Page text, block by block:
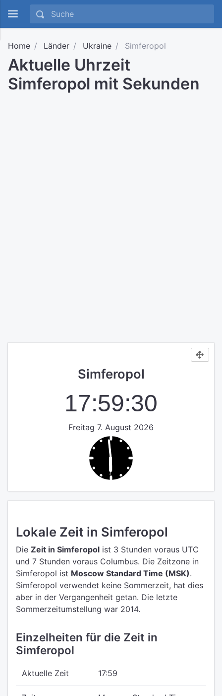
Home Länder Ukraine Simferopol
Aktuelle Uhrzeit
Simferopol mit Sekunden
Simferopol
17:59:30
Freitag 7. August 2026
Lokale Zeit in Simferopol
Die Zeit in Simferopol ist 3 Stunden voraus UTC
und 7 Stunden voraus Columbus. Die Zeitzone in
Simferopol ist Moscow Standard Time (MSK).
Simferopol verwendet keine Sommerzeit, hat dies
aber in der Vergangenheit getan. Die letzte
Sommerzeitumstellung war 2014.
Einzelheiten für die Zeit in
Simferopol
Aktuelle Zeit 17:59